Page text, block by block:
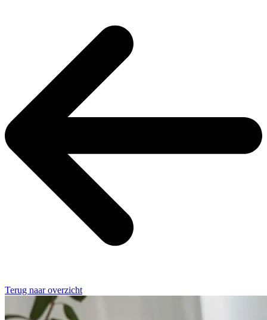
Terug naar overzicht